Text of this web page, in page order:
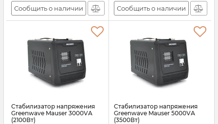
Сообщить о наличии Сообщить о наличии
Стабилизатор напряжения
Greenwave Mauser 3000VA
(2100Вт)
Стабилизатор напряжения
Greenwave Mauser 5000VA
(3500Вт)